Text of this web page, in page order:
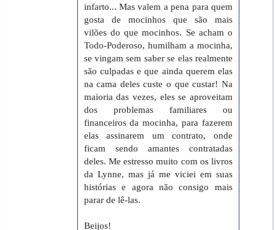
infarto... Mas valem a pena para quem
gosta de mocinhos que são mais
vilões do que mocinhos. Se acham o
Todo-Poderoso, humilham a mocinha,
se vingam sem saber se elas realmente
são culpadas e que ainda querem elas
na cama deles custe o que custar! Na
maioria das vezes, eles se aproveitam
dos problemas familiares ou
financeiros da mocinha, para fazerem
elas assinarem um contrato, onde
ficam sendo amantes contratadas
deles. Me estresso muito com os livros
da Lynne, mas já me viciei em suas
histórias e agora não consigo mais
parar de lê-las.
Beijos!